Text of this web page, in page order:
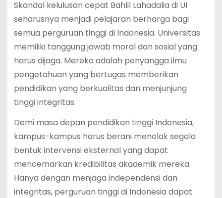
Skandal kelulusan cepat Bahlil Lahadalia di UI
seharusnya menjadi pelajaran berharga bagi
semua perguruan tinggi di Indonesia. Universitas
memiliki tanggung jawab moral dan sosial yang
harus dijaga. Mereka adalah penyangga ilmu
pengetahuan yang bertugas memberikan
pendidikan yang berkualitas dan menjunjung
tinggi integritas.
Demi masa depan pendidikan tinggi Indonesia,
kampus-kampus harus berani menolak segala
bentuk intervensi eksternal yang dapat
mencemarkan kredibilitas akademik mereka.
Hanya dengan menjaga independensi dan
integritas, perguruan tinggi di Indonesia dapat